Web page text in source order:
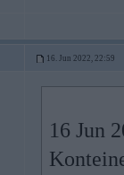
16. Jun 2022, 22:59
16 Jun